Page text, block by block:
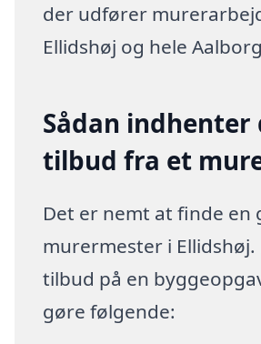
der udfører
Ellidshøj og hele
Sådan indhenter
tilbud fra et
Det er nemt at finde en
murermester i Ellidshøj.
tilbud på en
gøre følgende: